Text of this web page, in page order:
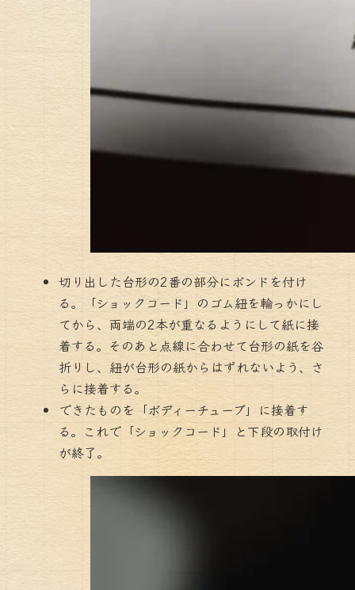
切り出した台形の2番の部分にボンドを付け
る。「ショックコード」のゴム紐を輪っかにし
てから、両端の2本が重なるようにして紙に接
着する。そのあと点線に合わせて台形の紙を谷
折りし、紐が台形の紙からはずれないよう、さ
らに接着する。
できたものを「ボディーチューブ」に接着す
る。これで「ショックコード」と下段の取付け
が終了。